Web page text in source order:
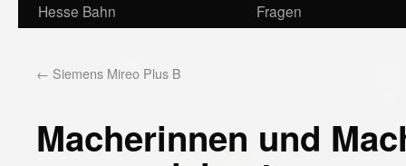
Hesse Bahn
Fragen
← Siemens Mireo Plus B
Macherinnen und